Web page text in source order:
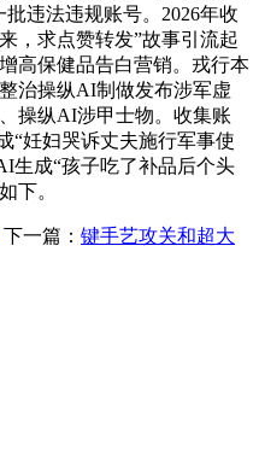
违法违规账号。2026年收
，求点赞转发”故事引流起
高保健品告白营销。戎行本
治操纵AI制做发布涉军虚
操纵AI涉甲士物。收集账
“妊妇哭诉丈夫施行军事使
生成“孩子吃了补品后个头
下。
下一篇： 键手艺攻关和超大